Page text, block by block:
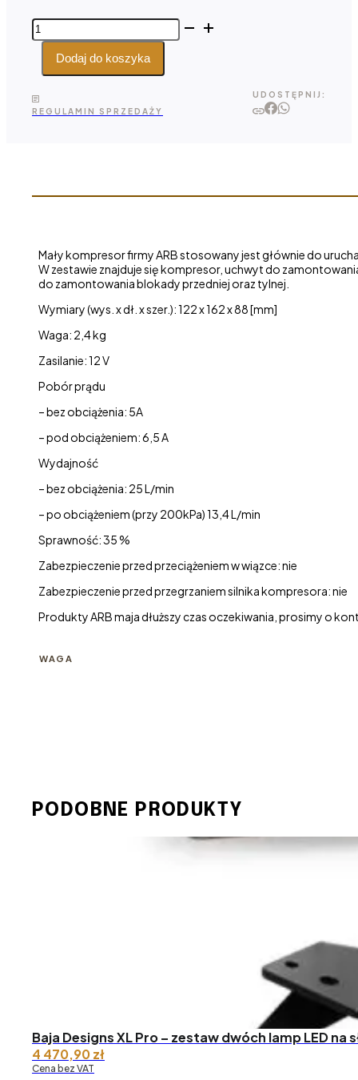
ilość
Kompresor
do blokad
ARB
Compact
12V
Dodaj do koszyka
REGULAMIN SPRZEDAŻY
UDOSTĘPNIJ:
Mały kompresor firmy ARB stosowany jest głównie do
W zestawie znajduje się kompresor, uchwyt do
do zamontowania blokady przedniej oraz tylnej.
Wymiary (wys. x dł. x szer.): 122 x 162 x 88 [mm]
Waga: 2,4 kg
Zasilanie: 12 V
Pobór prądu
– bez obciążenia: 5A
– pod obciążeniem: 6,5 A
Wydajność
– bez obciążenia: 25 L/min
– po obciążeniem (przy 200kPa) 13,4 L/min
Sprawność: 35 %
Zabezpieczenie przed przeciążeniem w wiązce: nie
Zabezpieczenie przed przegrzaniem silnika kompresora: nie
Produkty ARB maja dłuższy czas oczekiwania, prosimy o
WAGA
PODOBNE PRODUKTY
Baja Designs XL Pro – zestaw dwóch lamp LED na
4 470,90zł
Cena bez VAT